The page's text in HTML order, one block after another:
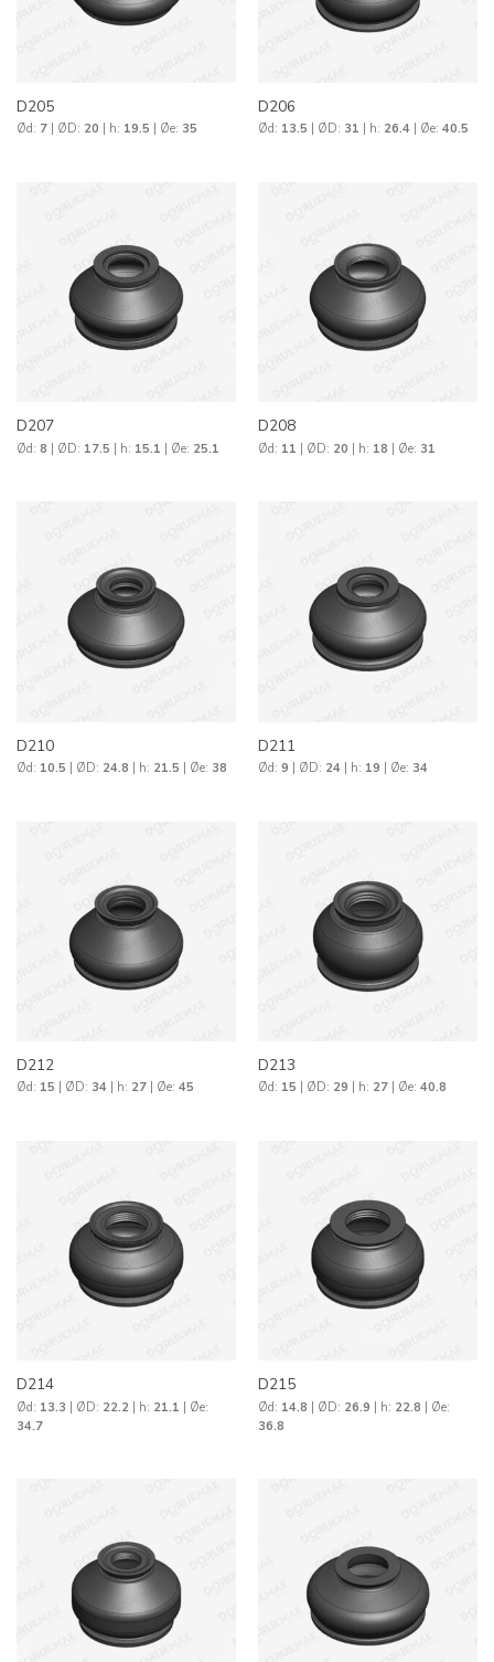
D205
Ød: 7| ØD: 20 | h: 19.5 | Øe: 35
D206
Ød: 13.5 | ØD: 31 | h: 26.4| Øe: 40.5
D207
Ød: 8 | ØD: 17.5 | h: 15.1 | Øe: 25.1
D208
Ød: 11 | ØD: 20 | h: 18 | Øe: 31
D210
Ød: 10.5 | ØD: 24.8 | h: 21.5 | Øe: 38
D211
Ød: 9 | ØD: 24| h: 19 | Øe: 34
D212
Ød: 15 | ØD: 34| h: 27| Øe: 45
D213
Ød: 15 | ØD: 29 | h: 27| Øe: 40.8
D214
Ød: 13.3 | ØD: 22.2| h: 21.1 | Øe:
34.7
D215
Ød: 14.8 | ØD: 26.9 | h: 22.8 | Øe:
36.8